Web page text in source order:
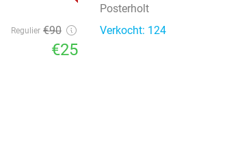
Regulier €90
€25
Posterholt
Verkocht: 124